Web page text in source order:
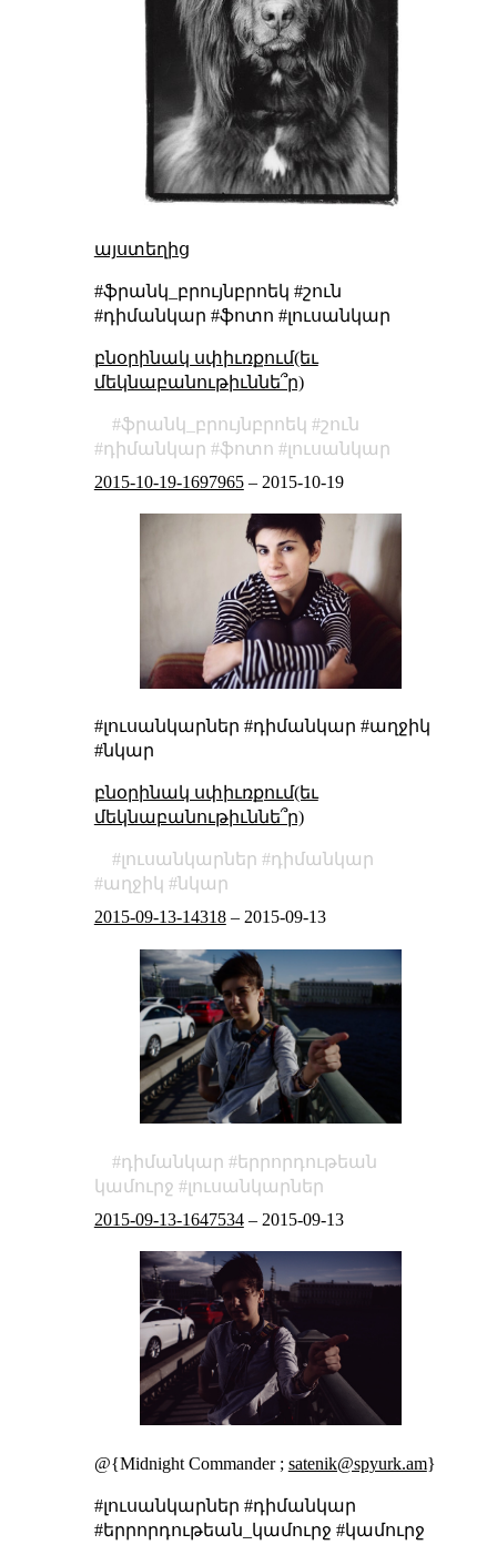
այստեղից
#ֆրանկ_բրույնբրոեկ #շուն
#դիմանկար #ֆոտո #լուսանկար
բնօրինակ սփիւռքում(եւ
մեկնաբանութիւննե՞ր)
ֆրանկ_բրույնբրոեկ
շուն
դիմանկար
ֆոտո
լուսանկար
2015-10-19-1697965– 2015-10-19
#լուսանկարներ #դիմանկար #աղջիկ
#նկար
բնօրինակ սփիւռքում(եւ
մեկնաբանութիւննե՞ր)
լուսանկարներ
դիմանկար
աղջիկ
նկար
2015-09-13-14318– 2015-09-13
դիմանկար
երրորդութեան
կամուրջ
լուսանկարներ
2015-09-13-1647534– 2015-09-13
@{Midnight Commander ; satenik@spyurk.am}
#լուսանկարներ #դիմանկար
#երրորդութեան_կամուրջ #կամուրջ